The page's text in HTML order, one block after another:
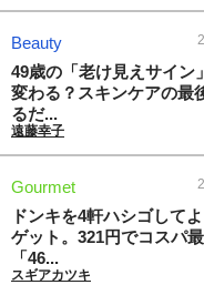
Beauty
49歳の「老け見えサイン
変わる？スキンケアの最
るだ...
遠藤幸子
Gourmet
ドンキを4軒ハシゴして
ゲット。321円でコスパ
「46...
スギアカツキ